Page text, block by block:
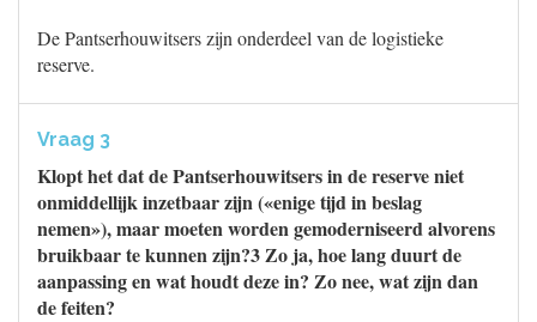
De Pantserhouwitsers zijn onderdeel van de logistieke
reserve.
Vraag 3
Klopt het dat de Pantserhouwitsers in de reserve niet
onmiddellijk inzetbaar zijn («enige tijd in beslag
nemen»), maar moeten worden gemoderniseerd alvorens
bruikbaar te kunnen zijn?3 Zo ja, hoe lang duurt de
aanpassing en wat houdt deze in? Zo nee, wat zijn dan
de feiten?